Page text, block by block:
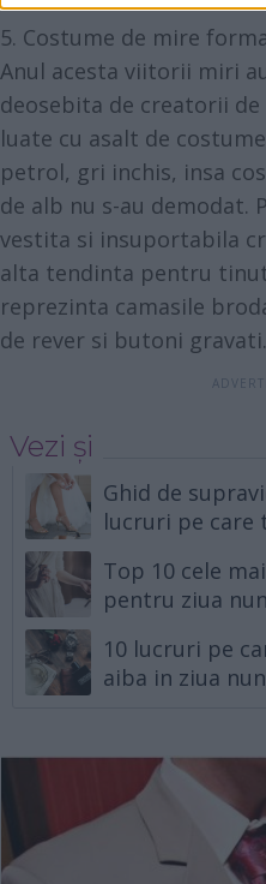
5. Costume de mire
Anul acesta viitorii miri
deosebita de creatorii
luate cu asalt de
petrol, gri inchis, insa
de alb nu s-au demodat.
vestita si insuportabila
alta tendinta pentru
reprezinta camasile
de rever si butoni gravati.
Vezi și
Ghid de
lucruri pe care
Top 10 cele
pentru ziua
10 lucruri pe
aiba in ziua